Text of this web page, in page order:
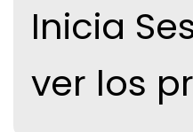
Inicia
ver los